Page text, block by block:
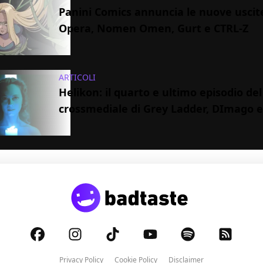
Panini Comics annuncia le nuove uscite
Opera, Nomen Omen, Gurt e CTRL-Z
ARTICOLI
Helikon: il quarto e ultimo episodio del
crossmediale di Grey Ladder, DImago e
Privacy Policy Cookie Policy Disclaimer